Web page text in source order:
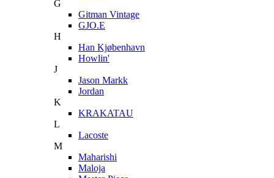
G
Gitman Vintage
GJO.E
H
Han Kjøbenhavn
Howlin'
J
Jason Markk
Jordan
K
KRAKATAU
L
Lacoste
M
Maharishi
Maloja